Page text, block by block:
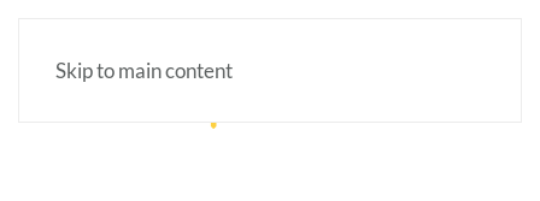
Skip to main content